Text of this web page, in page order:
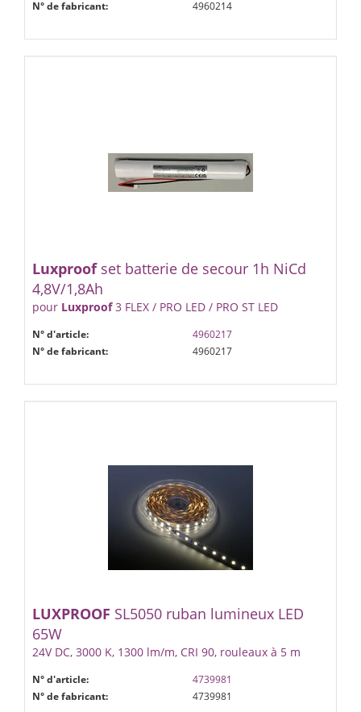
N° de fabricant: 4960214
Luxproofset batterie de secour 1h NiCd
4,8V/1,8Ah
pour Luxproof3 FLEX / PRO LED / PRO ST LED
N° d'article:
4960217
N° de fabricant:
4960217
LUXPROOF SL5050 ruban lumineux LED
65W
24V DC, 3000 K, 1300 lm/m, CRI 90, rouleaux à 5 m
N° d'article:
4739981
N° de fabricant:
4739981